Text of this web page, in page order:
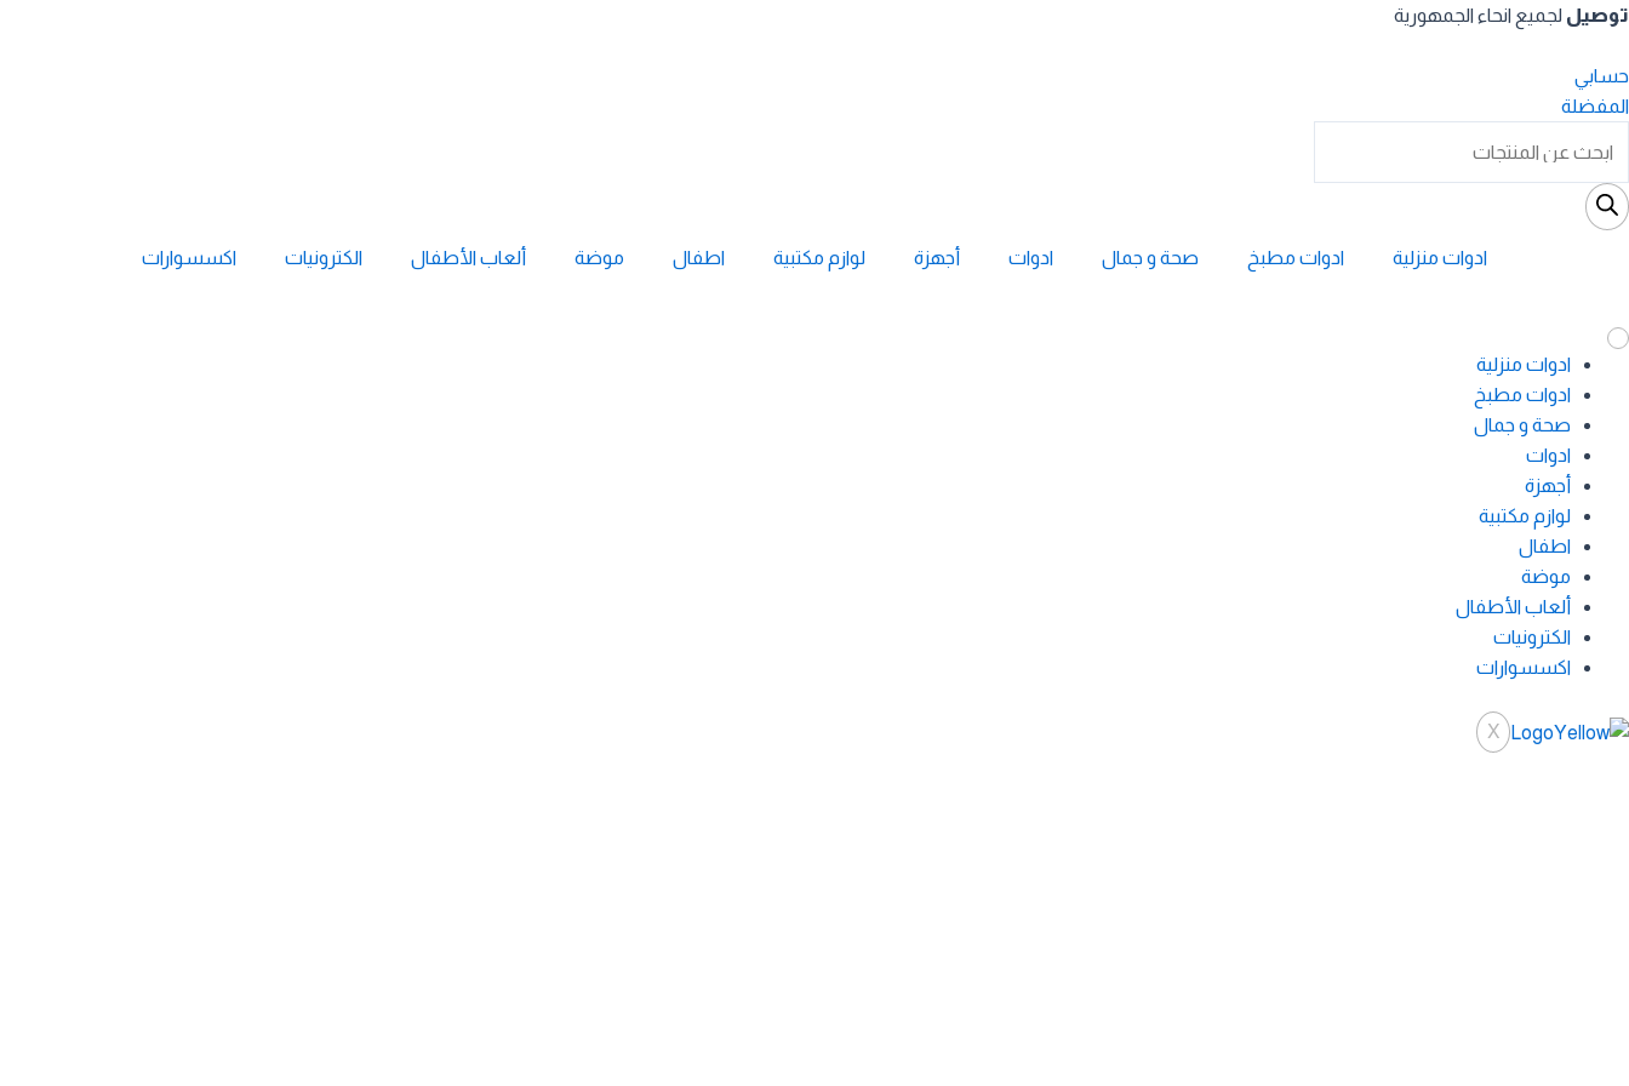
تخطي
المحتوى
توصيل لجميع انحاء الجمهورية
حسابي
المفضلة
search
ادوات منزلية ادوات مطبخ صحة و جمال ادوات أجهزة لوازم مكتبية اطفال موضة ألعاب الأطفال الكترونيات اكسسوارات
ادوات منزلية
ادوات مطبخ
صحة و جمال
ادوات
أجهزة
لوازم مكتبية
اطفال
موضة
ألعاب الأطفال
الكترونيات
اكسسوارات
X